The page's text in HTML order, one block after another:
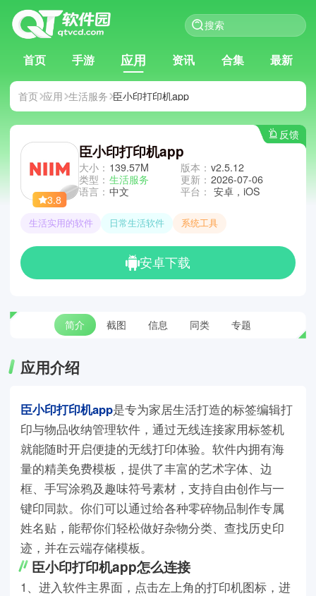
首页 手游 应用 资讯 合集 最新
首页 应用 生活服务 臣小印打印机app
反馈
3.8
臣小印打印机app
大小： 139.57M
类型： 生活服务
语言： 中文
版本： v2.5.12
更新： 2026-07-06
平台： 安卓，iOS
生活实用的软件 日常生活软件 系统工具
安卓下载
简介 截图 信息 同类 专题
应用介绍
臣小印打印机app是专为家居生活打造的标签编辑打
印与物品收纳管理软件，通过无线连接家用标签机
就能随时开启便捷的无线打印体验。软件内拥有海
量的精美免费模板，提供了丰富的艺术字体、边
框、手写涂鸦及趣味符号素材，支持自由创作与一
键印同款。你们可以通过给各种零碎物品制作专属
姓名贴，能帮你们轻松做好杂物分类、查找历史印
迹，并在云端存储模板。
臣小印打印机app怎么连接
1、进入软件主界面，点击左上角的打印机图标，进